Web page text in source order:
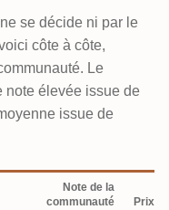
se décide ni par le
côte à côte,
Le
note élevée issue de
issue de
Note de la
communauté
Prix